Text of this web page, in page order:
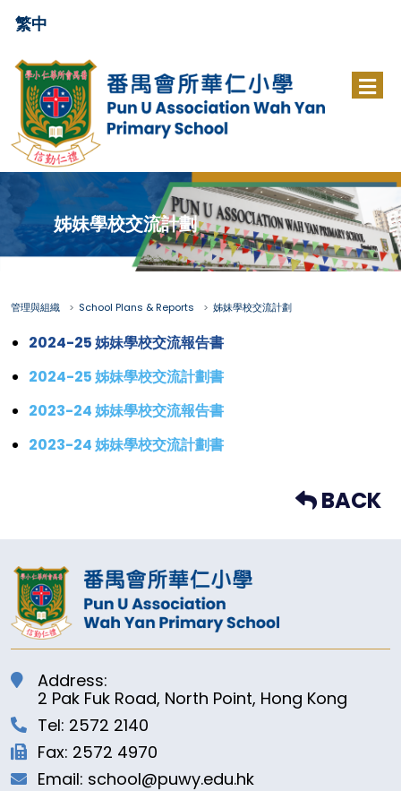
繁中
姊妹學校交流計劃
管理與組織 School Plans & Reports 姊妹學校交流計劃
2024-25 姊妹學校交流報告書
2024-25 姊妹學校交流計劃書
2023-24 姊妹學校交流報告書
2023-24 姊妹學校交流計劃書
BACK
Address:
2 Pak Fuk Road, North Point, Hong Kong
Tel: 2572 2140
Fax: 2572 4970
Email: school@puwy.edu.hk